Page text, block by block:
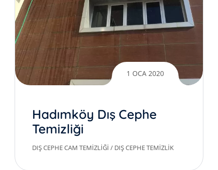
1 OCA 2020
Hadımköy Dış Cephe
Temizliği
DIŞ CEPHE CAM TEMIZLIĞI / DIŞ CEPHE TEMIZLIK